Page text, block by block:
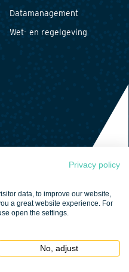
Datamanagement
Wet- en regelgeving
Privacy policy
data, to improve our website,
a great website experience. For
open the settings.
No, adjust